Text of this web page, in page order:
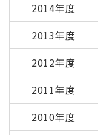
2014年度
2013年度
2012年度
2011年度
2010年度